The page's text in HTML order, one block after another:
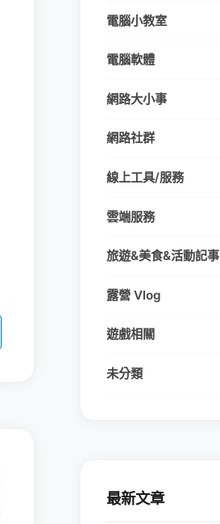
電腦小教室
電腦軟體
網路大小事
網路社群
線上工具/服務
雲端服務
旅遊&美食&活動記事
露營 Vlog
遊戲相關
未分類
最新文章